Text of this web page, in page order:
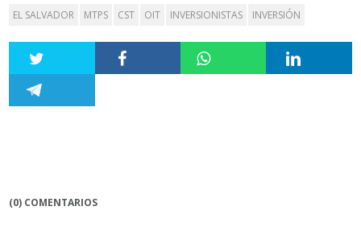
EL SALVADOR MTPS CST OIT INVERSIONISTAS INVERSIÓN
(0) COMENTARIOS